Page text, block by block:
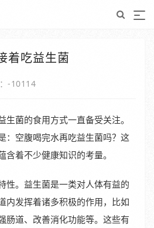
着吃益生菌
-10114
生菌的食用方式一直备受关注。
：空腹喝完水再吃益生菌吗？这
着不少健康知识的考量。
性。益生菌是一类对人体有益的
内发挥着诸多积极的作用，比如
肠道、改善消化功能等。这些有